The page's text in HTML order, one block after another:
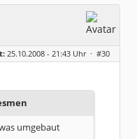
25.10.2008 - 21:43 Uhr · #30
umgebaut